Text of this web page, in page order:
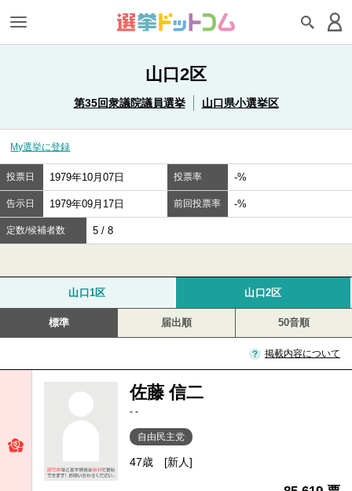
山口2区
第35回衆議院議員選挙 山口県小選挙区
My選挙に登録
投票日 1979年10月07日 投票率 -%
告示日 1979年09月17日 前回投票率 -%
定数/候補者数 5 / 8
山口1区 山口2区
標準 届出順 50音順
掲載内容について
佐藤 信二
- -
自由民主党
47歳 [新人]